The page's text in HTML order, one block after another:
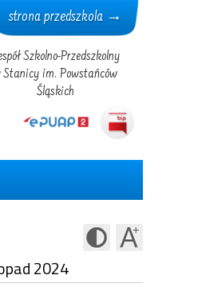
Szkolno-Przedszkolny
Stanicy im. Powstańców
Śląskich
strona przedszkola →
2024